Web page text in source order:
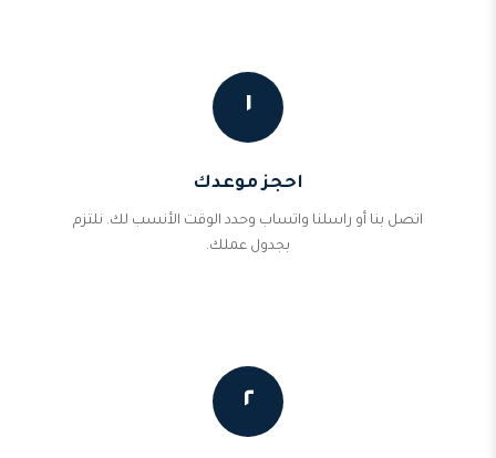
١
احجز موعدك
اتصل بنا أو راسلنا واتساب وحدد الوقت الأنسب لك. نلتزم
بجدول عملك.
٢